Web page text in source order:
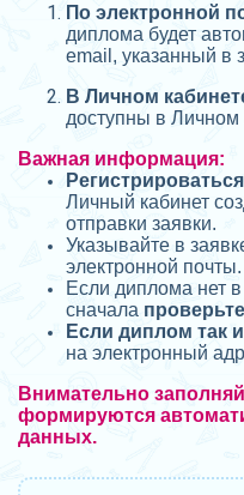
По электронной
диплома будет
email, указанный в
В Личном
доступны в Личном
Важная информация:
Личный кабинет
отправки заявки.
Указывайте в
электронной почты.
Если диплома нет
сначала
Если диплом так
на электронный
Внимательно
формируются
данных.